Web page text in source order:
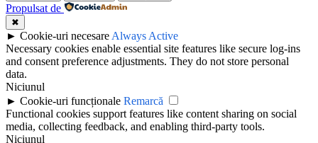
Propulsat de
✖
► Cookie-uri necesare Always Active
Necessary cookies enable essential site features like secure log-ins
and consent preference adjustments. They do not store personal
data.
Niciunul
► Cookie-uri funcționale Remarcă
Functional cookies support features like content sharing on social
media, collecting feedback, and enabling third-party tools.
Niciunul